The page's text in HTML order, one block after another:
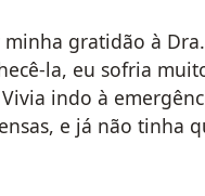
gratidão à
la, eu sofria
indo à
e já não tinha